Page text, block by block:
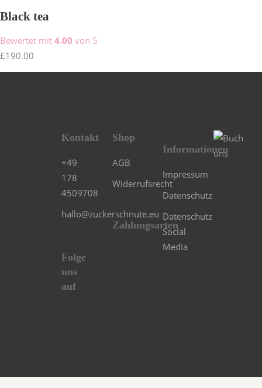
Black tea
Bewertet mit 4.00 von 5
£190.00
Kontakt
+49
178
4509708
hallo@zuckerschnute.eu
Folge
uns
auf
Shop
AGB
Widerrufsrecht
Zahlungsarten
Informationen
Impressum
Datenschutz
Datenschutz
Social
Media